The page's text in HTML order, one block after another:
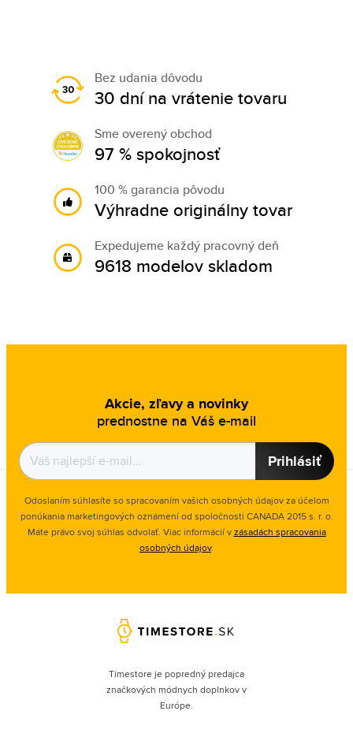
Bez udania dôvodu
30 dní na vrátenie tovaru
Sme overený obchod
97 % spokojnosť
100 % garancia pôvodu
Výhradne originálny tovar
Expedujeme každý pracovný deň
9618 modelov skladom
Akcie, zľavy a novinky
prednostne na Váš e-mail
Prihlásiť
Odoslaním súhlasíte so spracovaním vašich osobných údajov za účelom
ponúkania marketingových oznámení od spoločnosti CANADA 2015 s. r. o.
Máte právo svoj súhlas odvolať. Viac informácií vzásadách spracovania
osobných údajov.
Timestore je popredný predajca
značkových módnych doplnkov v
Európe.